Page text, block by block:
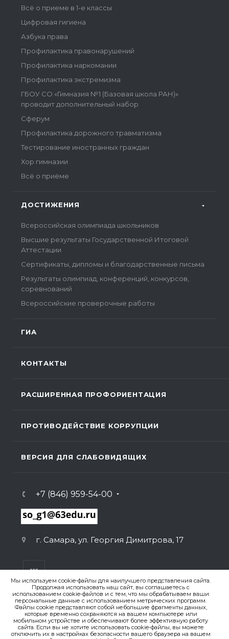
Мы используем cookie-файлы для наилучшего представления сайта.
Продолжая использовать наш сайт, вы соглашаетесь с
использованием cookie-файлов и с тем, что мы обрабатываем ваши
персональные данные с использованием метрических программ.
Файлы cookie представляют собой небольшие фрагменты данных,
которые временно сохраняются на вашем компьютере или
мобильном устройстве и обеспечивают более эффективную работу
сайта. Если вы не хотите использовать cookie-файлы, вы можете
отключить их в настройках безопасности вашего браузера на вашем
Всё о приеме в 1-е классы
Цифровая гигиена
Азбука права
Профилактика правонарушений
Профилактика наркомании
Профилактика экстремизма
ГБОУ СО «Гимназия №1 (Базовая школа РАН)»
проводит дополнительный набор
Сферум
Профилактика дорожного травматизма
Тестирование иностранных граждан
Хор гимназии
Всё о приёме
ДОСТИЖЕНИЯ
Всероссийская олимпиада школьников
Высшие результаты Государственной Итоговой
Аттестации
Сертификаты, дипломы и благодарственные письма
Результаты олимпиад, конференций, конкурсов,
соревнований
Всероссийские проверочные работы
ГИА
КОНТАКТЫ
РАСШИРЕННАЯ ПРОФОРИЕНТАЦИЯ
ПРОТИВОДЕЙСТВИЕ КОРРУПЦИИ
ВЕРСИЯ ДЛЯ СЛАБОВИДЯЩИХ
+7 (846) 959-54-00
г. Самара, ул. Георгия Димитрова, 17
ВЕРСИЯ ДЛЯ ПЕЧАТИ
ПОЛИТИКА КОНФИДЕНЦИАЛЬНОСТИ